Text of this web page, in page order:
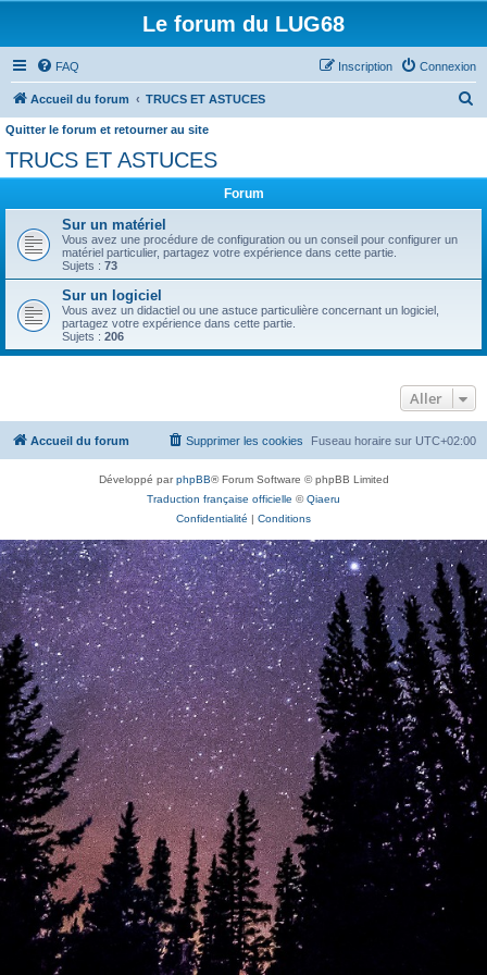
Le forum du LUG68
FAQ Connexion
Inscription
Accueil du forum TRUCS ET ASTUCES
h
h
Quitter le forum et retourner au site
TRUCS ET ASTUCES
Forum
Sur un matériel
Vous avez une procédure de configuration ou un conseil pour configurer un
matériel particulier, partagez votre expérience dans cette partie.
Sujets : 73
Sur un logiciel
Vous avez un didactiel ou une astuce particulière concernant un logiciel,
partagez votre expérience dans cette partie.
Sujets : 206
Aller
Accueil du forum Fuseau horaire sur UTC+02:00
Supprimer les cookies
Développé parphpBB® Forum Software © phpBB Limited
Traduction française officielle ©Qiaeru
Confidentialité | Conditions